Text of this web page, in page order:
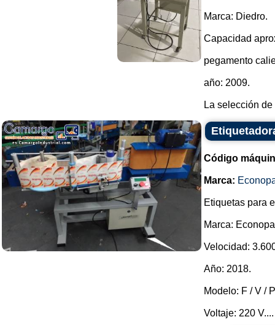
Marca: Diedro.
Capacidad
pegamento
año: 2009.
La selección
Código
Marca:
Etiquetas para
Marca:
Velocidad:
Año: 2018.
Modelo: F / V /
Voltaje: 220 V....